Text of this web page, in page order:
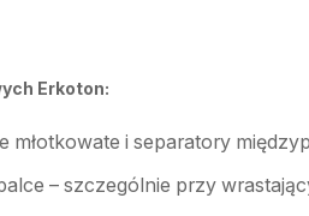
Erkoton:
młotkowate i separatory
– szczególnie przy